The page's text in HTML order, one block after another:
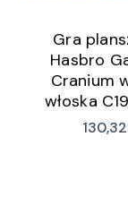
Gra
Hasbro
Cranium
włoska
130,32